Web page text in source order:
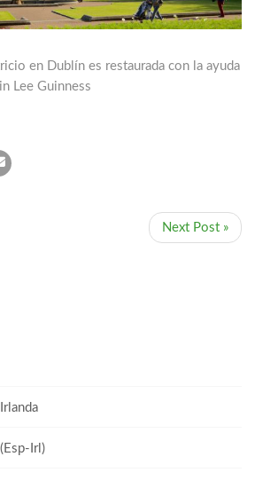
en Dublín es restaurada con la ayuda
Lee Guinness
Next Post »
Irl)